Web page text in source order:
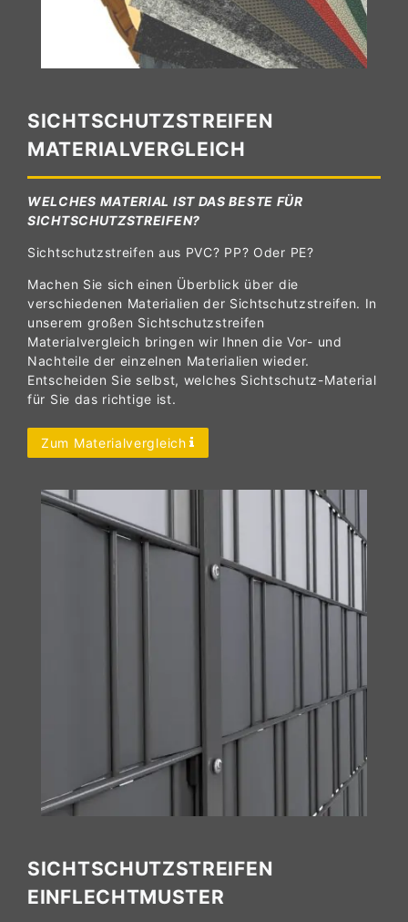
SICHTSCHUTZSTREIFEN
MATERIALVERGLEICH
WELCHES MATERIAL IST DAS BESTE FÜR
SICHTSCHUTZSTREIFEN?
Sichtschutzstreifen aus PVC? PP? Oder PE?
Machen Sie sich einen Überblick über die
verschiedenen Materialien der Sichtschutzstreifen. In
unserem großen Sichtschutzstreifen
Materialvergleich bringen wir Ihnen die Vor- und
Nachteile der einzelnen Materialien wieder.
Entscheiden Sie selbst, welches Sichtschutz-Material
für Sie das richtige ist.
Zum Materialvergleich
SICHTSCHUTZSTREIFEN
EINFLECHTMUSTER